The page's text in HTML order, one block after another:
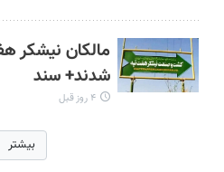
مالکان نیشکر
شدند+ سند
۴ روز قبل
بیشتر